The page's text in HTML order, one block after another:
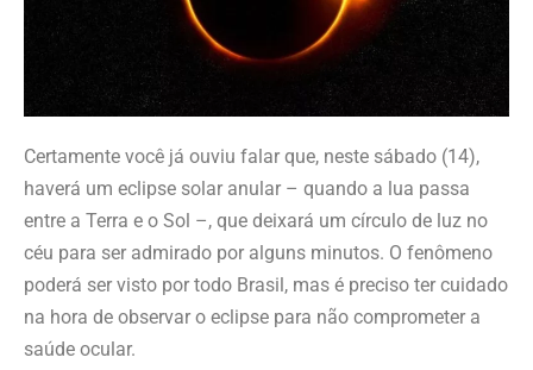
Certamente você já ouviu falar que, neste sábado (14),
haverá um eclipse solar anular – quando a lua passa
entre a Terra e o Sol –, que deixará um círculo de luz no
céu para ser admirado por alguns minutos. O fenômeno
poderá ser visto por todo Brasil, mas é preciso ter cuidado
na hora de observar o eclipse para não comprometer a
saúde ocular.